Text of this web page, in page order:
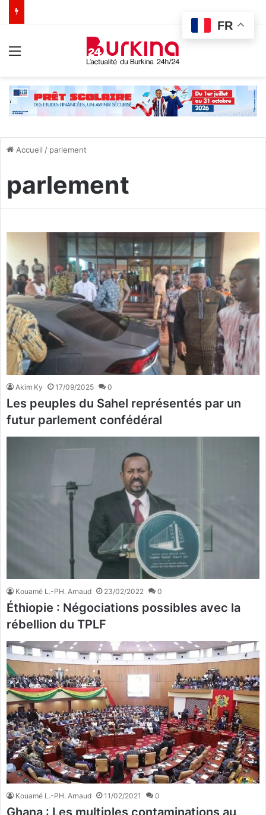
Accueil / parlement
parlement
Akim Ky 17/09/2025 0
Les peuples du Sahel représentés par un
futur parlement confédéral
Kouamé L.-PH. Arnaud 23/02/2022 0
Éthiopie : Négociations possibles avec la
rébellion du TPLF
Kouamé L.-PH. Arnaud 11/02/2021 0
Ghana : Les multiples contaminations au
FR